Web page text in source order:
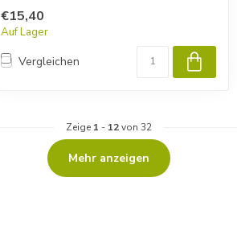
€15,40
Auf Lager
Vergleichen
Zeige 1 - 12von 32
Mehr anzeigen